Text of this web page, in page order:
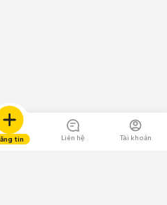
tin Liên hệ Tài khoản